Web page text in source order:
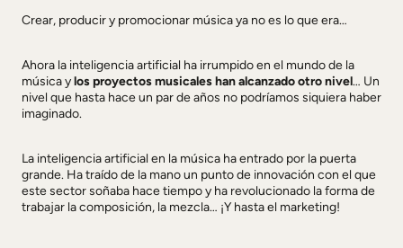
Crear, producir y promocionar música ya no es lo que era…
Ahora la inteligencia artificial ha irrumpido en el mundo de la
música ylos proyectos musicales han alcanzado otro nivel… Un
nivel que hasta hace un par de años no podríamos siquiera haber
imaginado.
La inteligencia artificial en la música ha entrado por la puerta
grande. Ha traído de la mano un punto de innovación con el que
este sector soñaba hace tiempo y ha revolucionado la forma de
trabajar la composición, la mezcla… ¡Y hasta el marketing!